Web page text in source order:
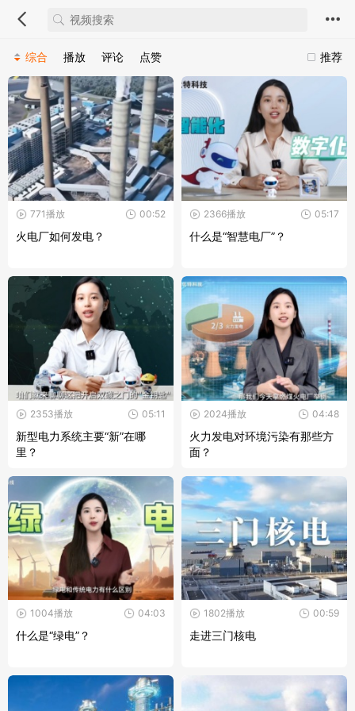
推荐
综合 播放 评论 点赞
00:52
771播放
火电厂如何发电？
05:17
2366播放
什么是“智慧电厂”？
05:11
2353播放
新型电力系统主要“新”在哪
里？
04:48
2024播放
火力发电对环境污染有那些方
面？
04:03
1004播放
什么是“绿电”？
00:59
1802播放
走进三门核电